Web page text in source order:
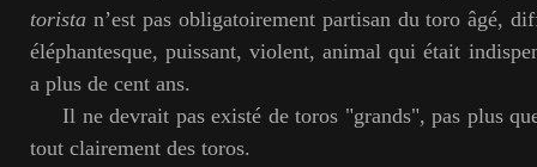
torista n’est pas obligatoirement partisan du toro âgé,
éléphantesque, puissant, violent, animal qui était
a plus de cent ans.
Il ne devrait pas existé de toros "grands", pas plus
tout clairement des toros.